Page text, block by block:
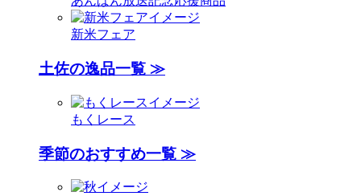
新米フェア
土佐の逸品一覧 ≫
もくレース
季節のおすすめ一覧 ≫